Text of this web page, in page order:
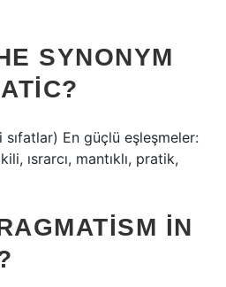
SYNONYM
En güçlü eşleşmeler:
ısrarcı, mantıklı, pratik,
IN